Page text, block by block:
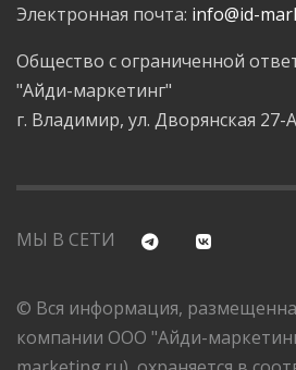
Электронная почта: info@id-
Общество с ограниченной
"Айди-маркетинг"
г. Владимир, ул. Дворянская 27-
МЫ В СЕТИ
© Вся информация,
компании ООО "Айди-